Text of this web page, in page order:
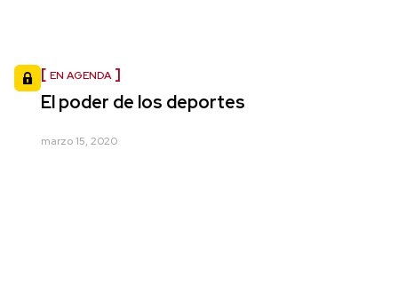
EN AGENDA
El poder de los deportes
marzo 15, 2020